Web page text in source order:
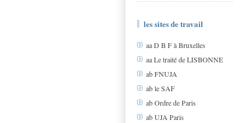
les sites de travail
aa D B F à Bruxelles
aa Le traité de LISBONNE
ab FNUJA
ab le SAF
ab Ordre de Paris
ab UJA Paris